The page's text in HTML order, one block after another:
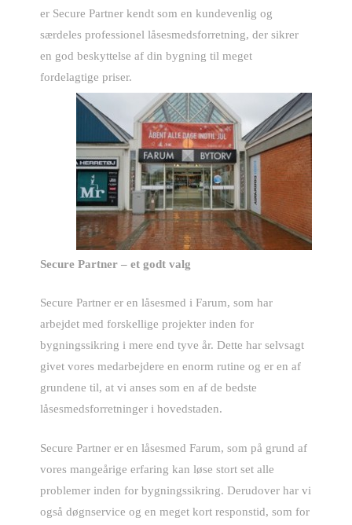
er Secure Partner kendt som en kundevenlig og
særdeles professionel låsesmedsforretning, der sikrer
en god beskyttelse af din bygning til meget
fordelagtige priser.
Secure Partner – et godt valg
Secure Partner er en låsesmed i Farum, som har
arbejdet med forskellige projekter inden for
bygningssikring i mere end tyve år. Dette har selvsagt
givet vores medarbejdere en enorm rutine og er en af
grundene til, at vi anses som en af de bedste
låsesmedsforretninger i hovedstaden.
Secure Partner er en låsesmed Farum, som på grund af
vores mangeårige erfaring kan løse stort set alle
problemer inden for bygningssikring. Derudover har vi
også døgnservice og en meget kort responstid, som for